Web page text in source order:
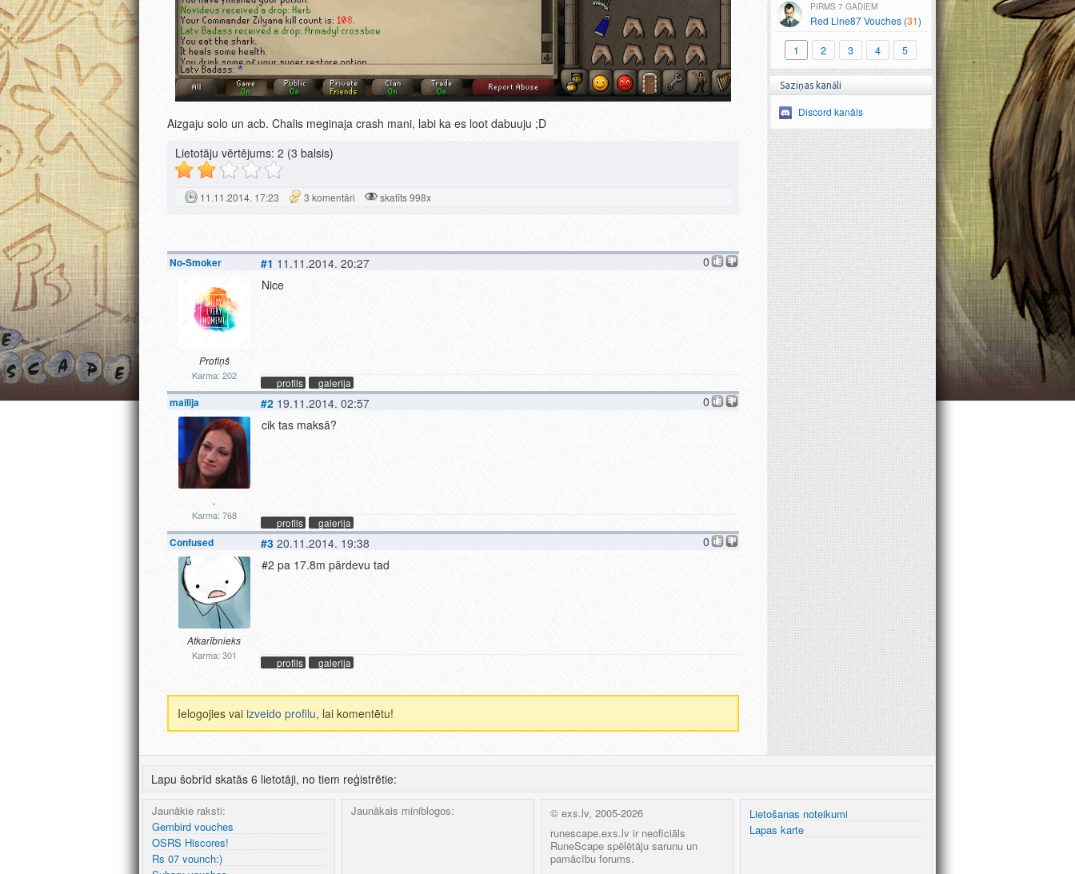
7 GADIEM
Red Line87 Vouches (31)
1 2 3 4 5
Saziņas kanāli
Discord kanāls
Aizgaju solo un acb. Chalis meginaja crash mani, labi ka es loot dabuuju ;D
Lietotāju vērtējums: 2 (3 balsis)
11.11.2014. 17:23 3 komentāri skatīts 998x
No-Smoker
Profiņš
Karma: 202
0
#1 11.11.2014. 20:27
Nice
profils galerija
mailija
.
Karma: 768
0
#2 19.11.2014. 02:57
cik tas maksā?
profils galerija
Confused
Atkarībnieks
Karma: 301
0
#3 20.11.2014. 19:38
#2 pa 17.8m pārdevu tad
profils galerija
Ielogojies vaiizveido profilu, lai komentētu!
Lapu šobrīd skatās 6 lietotāji, no tiem reģistrētie:
Jaunākie raksti:
Gembird vouches
OSRS Hiscores!
Rs 07 vounch:)
Jaunākais miniblogos:
© exs.lv, 2005-2026
runescape.exs.lv ir neoficiāls
RuneScape spēlētāju sarunu un
pamācību forums.
Lietošanas noteikumi
Lapas karte